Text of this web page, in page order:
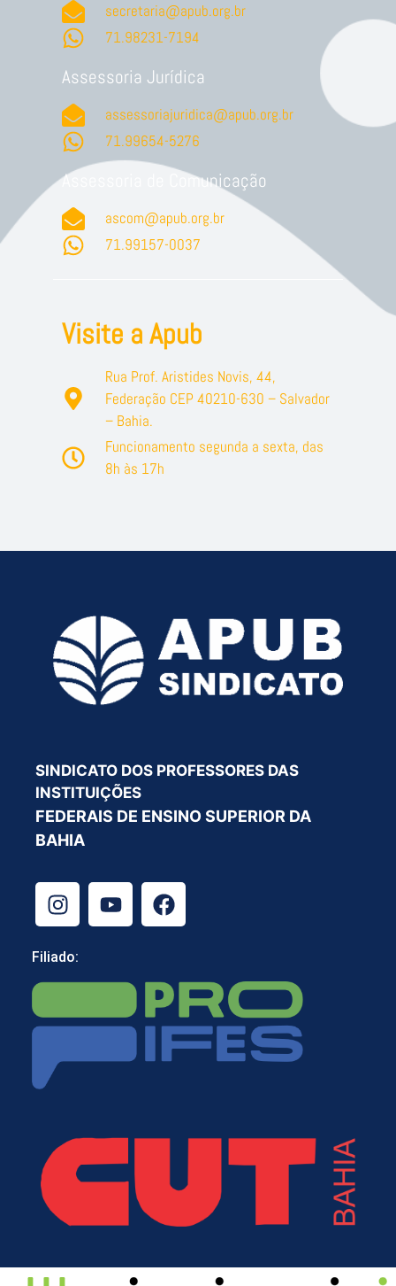
secretaria@apub.org.br
71.98231-7194
Assessoria Jurídica
assessoriajuridica@apub.org.br
71.99654-5276
Assessoria de Comunicação
ascom@apub.org.br
71.99157-0037
Visite a Apub
Rua Prof. Aristides Novis, 44,
Federação CEP 40210-630 – Salvador
– Bahia.
Funcionamento segunda a sexta, das
8h às 17h
SINDICATO DOS PROFESSORES DAS
INSTITUIÇÕES
FEDERAIS DE ENSINO SUPERIOR DA
BAHIA
Filiado: